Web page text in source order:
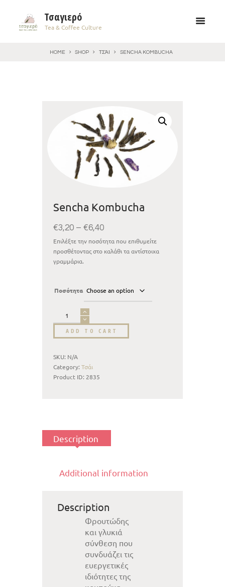
Τσαγιερό
Tea & Coffee Culture
HOME SHOP ΤΣΆΙ SENCHA KOMBUCHA
Sencha Kombucha
€3,20 – €6,40
Επιλέξτε την ποσότητα που επιθυμείτε
προσθέτοντας στο καλάθι τα αντίστοιχα
γραμμάρια.
Ποσότητα
ADD TO CART
SKU: N/A
Category: Τσάι
Product ID: 2835
Description
Additional information
Description
Φρουτώδης
και γλυκιά
σύνθεση που
συνδυάζει τις
ευεργετικές
ιδιότητες της